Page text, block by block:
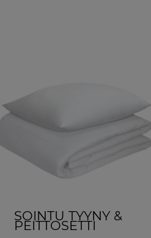
SOINTU TYYNY &
PEITTOSETTI